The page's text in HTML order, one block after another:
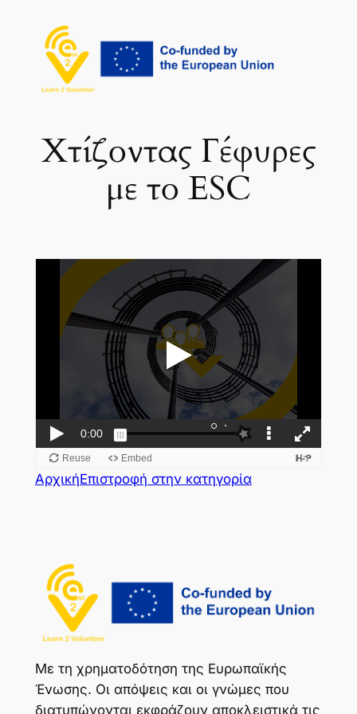
περιεχόμενο
Χτίζοντας Γέφυρες
με το ESC
ΑρχικήΕπιστροφή στην κατηγορία
Με τη χρηματοδότηση της Ευρωπαϊκής
Ένωσης. Οι απόψεις και οι γνώμες που
διατυπώνονται εκφράζουν αποκλειστικά τις